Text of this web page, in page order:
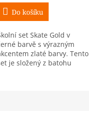
Do košíku
set Skate Gold v
barvě s výrazným
zlaté barvy. Tento
je složený z batohu